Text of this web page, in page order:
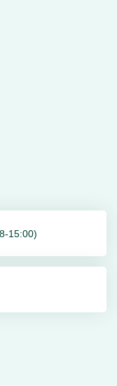
15:00)